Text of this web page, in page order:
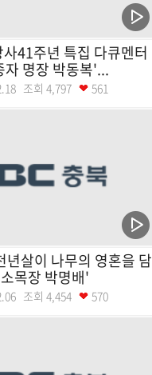
41주년 특집 다큐멘터
자 명장 박동복'...
조회 4,797 561
년살이 나무의 영혼을 담
목장 박명배'
조회 4,454 570